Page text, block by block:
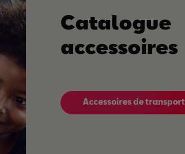
Catalogue
accessoires
Accessoires de transport